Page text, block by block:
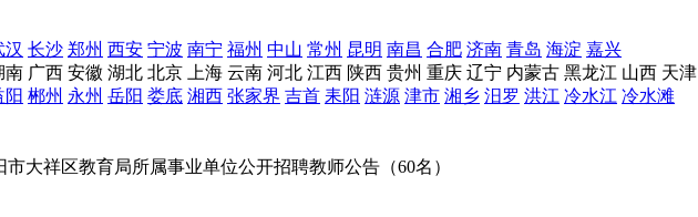
汉 长沙 郑州 西安 宁波 南宁 福州 中山 常州 昆明 南昌 合肥 济南 青岛 海淀 嘉兴
南 广西 安徽 湖北 北京 上海 云南 河北 江西 陕西 贵州 重庆 辽宁 内蒙古 黑龙江 山西 天津
阳 郴州 永州 岳阳 娄底 湘西 张家界 吉首 耒阳 涟源 津市 湘乡 汨罗 洪江 冷水江 冷水滩
市大祥区教育局所属事业单位公开招聘教师公告（60名）